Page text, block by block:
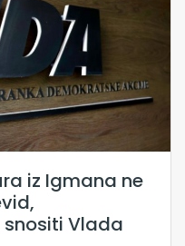
iz Igmana ne
Vlada